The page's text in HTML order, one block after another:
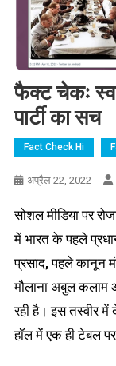
फैक्ट चेकः
पार्टी का सच
Fact Check Hi
अप्रैल 22, 2022
सोशल मीडिया पर
में भारत के पहले
प्रसाद, पहले कानून
मौलाना अबुल कलाम
रही है। इस तस्वीर
हॉल में एक ही टेबल